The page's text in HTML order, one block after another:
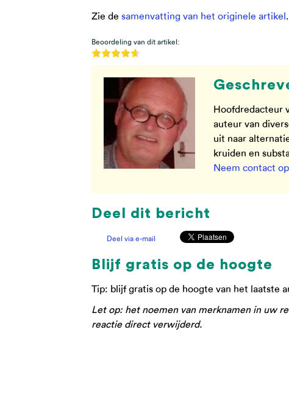
Zie de samenvatting van het originele artikel.
Beoordeling van dit artikel:
Hoofdredacteur
auteur van
uit naar
kruiden en
Neem contact
Deel dit bericht
Deel via e-mail
Blijf gratis op de hoogte
Tip: blijf gratis op de hoogte van het laatste
Let op: het noemen van merknamen in uw
reactie direct verwijderd.